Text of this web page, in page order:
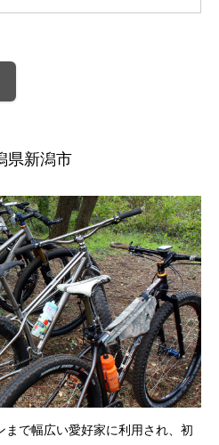
県新潟市
まで幅広い愛好家に利用され、初